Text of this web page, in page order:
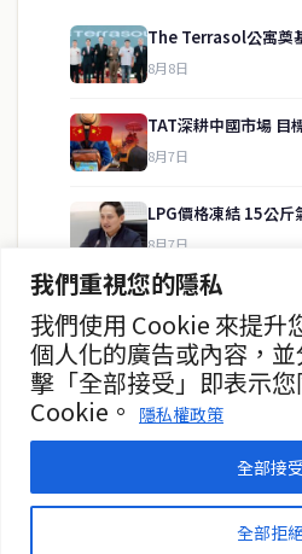
我們重視您的隱私
我們使用 Cookie 來提升
個人化的廣告或內容，
擊「全部接受」即表示
Cookie。
隱私權政策
全部拒
全部接受
The Terrasol公寓奠
8月8日
TAT深耕中國市場 目
8月7日
LPG價格凍結 15公
8月7日
證交所：外資有望持續
8月7日
泰股8月6日收漲
8月7日
聯絡資訊
歡迎來信洽詢合作事宜
或提供新聞線索
service@thaichinesenews.com
© 2026 泰國中文新聞 TCN —